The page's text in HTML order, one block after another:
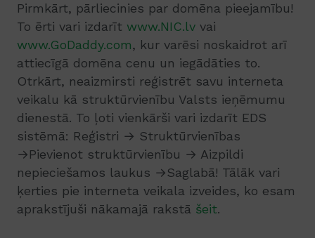
Pirmkārt, pārliecinies par domēna pieejamību!
To ērti vari izdarīt www.NIC.lv vai
www.GoDaddy.com, kur varēsi noskaidrot arī
attiecīgā domēna cenu un iegādāties to.
Otrkārt, neaizmirsti reģistrēt savu interneta
veikalu kā struktūrvienību Valsts ieņēmumu
dienestā. To ļoti vienkārši vari izdarīt EDS
sistēmā: Reģistri → Struktūrvienības
→Pievienot struktūrvienību → Aizpildi
nepieciešamos laukus →Saglabā! Tālāk vari
ķerties pie interneta veikala izveides, ko esam
aprakstījuši nākamajā rakstā šeit.